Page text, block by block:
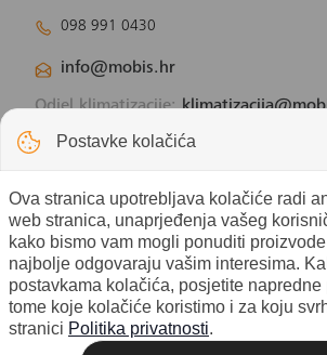
098 991 0430
info@mobis.hr
Odjel klimatizacije:
Odjel solarnih panela:
Postavke kolačića
Ova stranica upotrebljava kolačiće radi
web stranica, unaprjeđenja vašeg
kako bismo vam mogli ponuditi
najbolje odgovaraju vašim interesima.
postavkama kolačića, posjetite
tome koje kolačiće koristimo i za koju
stranici Politika privatnosti.